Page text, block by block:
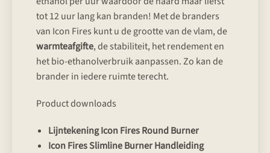
tot 12 uur lang kan branden! Met de branders
van Icon Fires kunt u de grootte van de vlam, de
warmteafgifte, de stabiliteit, het rendement en
het bio-ethanolverbruik aanpassen. Zo kan de
brander in iedere ruimte terecht.
Product downloads
Lijntekening Icon Fires Round Burner
Icon Fires Slimline Burner Handleiding